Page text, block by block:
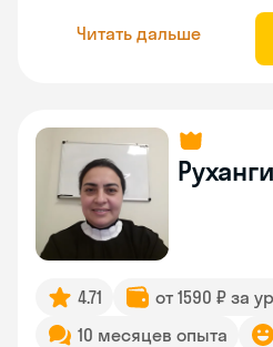
Читать дальше
4.71
от 1590 ₽ за
10 месяцев опыта